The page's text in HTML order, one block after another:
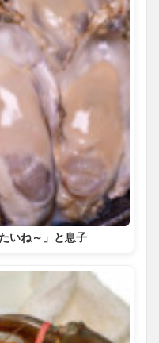
いね～」と息子